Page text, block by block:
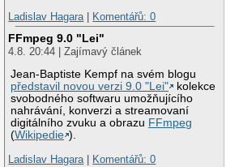
Ladislav Hagara| Komentářů: 0
FFmpeg 9.0 "Lei"
4.8. 20:44 | Zajímavý článek
Jean-Baptiste Kempf na svém blogu
představil novou verzi 9.0 "Lei"
kolekce
svobodného softwaru umožňujícího
nahrávání, konverzi a streamovaní
digitálního zvuku a obrazu FFmpeg
(Wikipedie ).
Ladislav Hagara| Komentářů: 0